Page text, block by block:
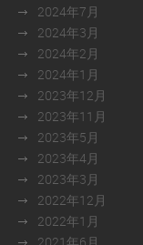
2024年7月
2024年3月
2024年2月
2024年1月
2023年12月
2023年11月
2023年5月
2023年4月
2023年3月
2022年12月
2022年1月